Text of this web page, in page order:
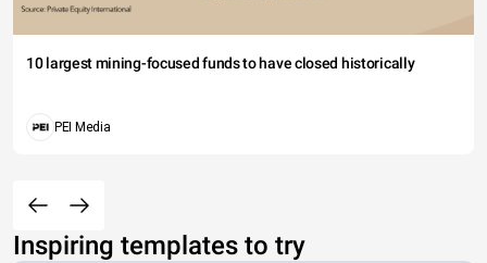
10 largest mining-focused funds to have closed historically
PEI Media
Inspiring templates to try